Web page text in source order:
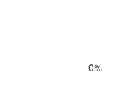
0%